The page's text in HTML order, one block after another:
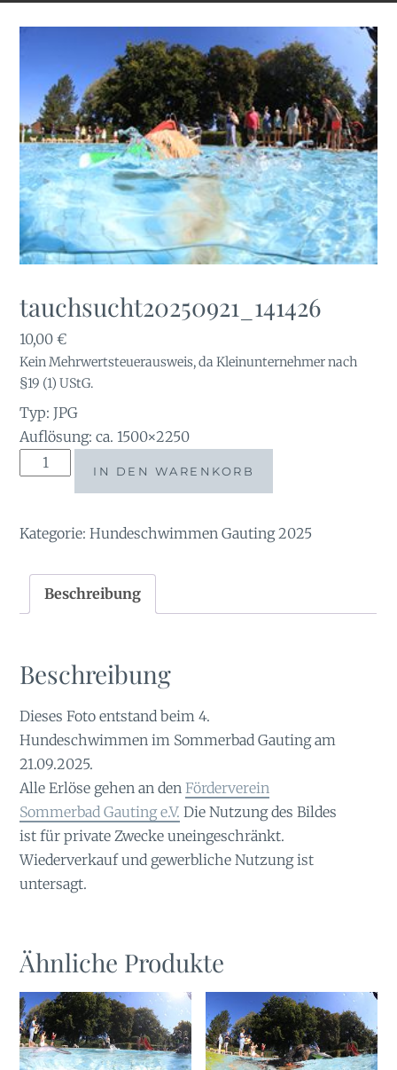
tauchsucht20250921_141426
10,00€
Kein Mehrwertsteuerausweis, da Kleinunternehmer nach
§19 (1) UStG.
Typ: JPG
Auflösung: ca. 1500×2250
tauchsucht20250921_141426
IN DEN WARENKORB
Kategorie:Hundeschwimmen Gauting 2025
Beschreibung
Beschreibung
Dieses Foto entstand beim 4.
Hundeschwimmen im Sommerbad Gauting am
21.09.2025.
Alle Erlöse gehen an denFörderverein
Sommerbad Gauting e.V. Die Nutzung des Bildes
ist für private Zwecke uneingeschränkt.
Wiederverkauf und gewerbliche Nutzung ist
untersagt.
Ähnliche Produkte